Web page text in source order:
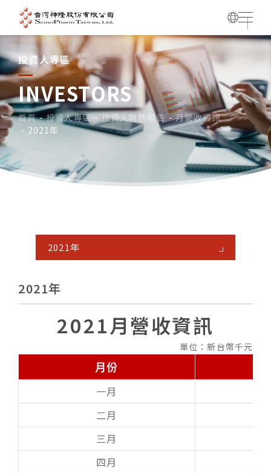
投資人專區
INVESTORS
首頁 投資人專區 投資人財務報告
月營收資訊
2021年
2021年
2021年
2021月營收資訊
單位：新台幣千元
月份
一月
二月
三月
四月